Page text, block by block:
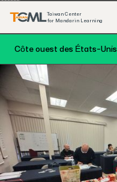
Taiwan Center
for Mandarin Learning
Côte ouest des États-Unis